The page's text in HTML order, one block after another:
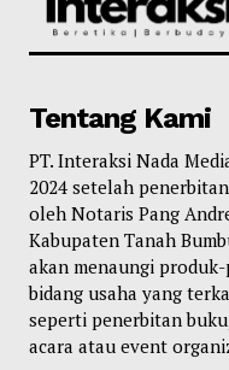
Tentang Kami
PT. Interaksi Nada
2024 setelah
oleh Notaris Pang
Kabupaten Tanah
akan menaungi
bidang usaha yang
seperti penerbitan
acara atau event